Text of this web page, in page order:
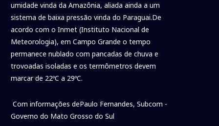
umidade vinda da Amazônia, aliada ainda a um
sistema de baixa pressão vinda do Paraguai.De
acordo com o Inmet (Instituto Nacional de
Meteorologia), em Campo Grande o tempo
permanece nublado com pancadas de chuva e
trovoadas isoladas e os termômetros devem
marcar de 22ºC a 29ºC.
Com informações dePaulo Fernandes, Subcom -
Governo do Mato Grosso do Sul